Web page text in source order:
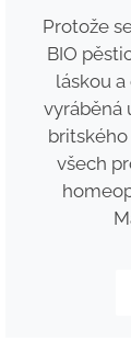
Protože
BIO
láskou
vyráběná
všech